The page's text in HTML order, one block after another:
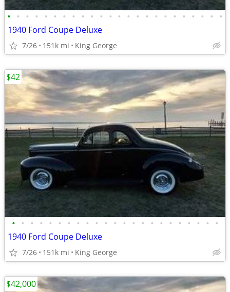
• • • • • • • • • • • • • • • • • • • • • • • •
1940 Ford Coupe Deluxe
7/26 151k mi King George
• • • • • • • • • • • • • • • • • • • • • • •
1940 Ford Coupe Deluxe
7/26 151k mi King George
$42
$42,000